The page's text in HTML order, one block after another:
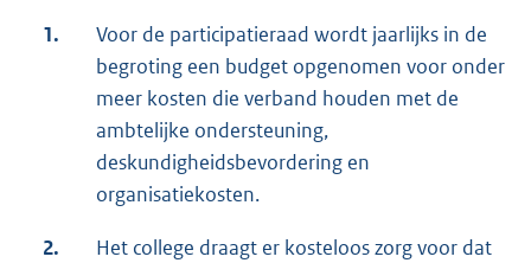
1.
Voor de participatieraad wordt jaarlijks in de
begroting een budget opgenomen voor onder
meer kosten die verband houden met de
ambtelijke ondersteuning,
deskundigheidsbevordering en
organisatiekosten.
2.
Het college draagt er kosteloos zorg voor dat